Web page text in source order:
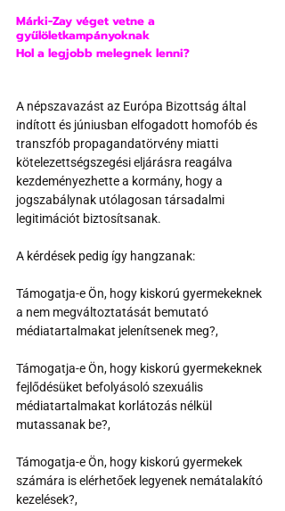
Márki-Zay véget vetne a
gyűlöletkampányoknak
Hol a legjobb melegnek lenni?
A népszavazást az Európa Bizottság által
indított és júniusban elfogadott homofób és
transzfób propagandatörvény miatti
kötelezettségszegési eljárásra reagálva
kezdeményezhette a kormány, hogy a
jogszabálynak utólagosan társadalmi
legitimációt biztosítsanak.
A kérdések pedig így hangzanak:
Támogatja-e Ön, hogy kiskorú gyermekeknek
a nem megváltoztatását bemutató
médiatartalmakat jelenítsenek meg?,
Támogatja-e Ön, hogy kiskorú gyermekeknek
fejlődésüket befolyásoló szexuális
médiatartalmakat korlátozás nélkül
mutassanak be?,
Támogatja-e Ön, hogy kiskorú gyermekek
számára is elérhetőek legyenek nemátalakító
kezelések?,